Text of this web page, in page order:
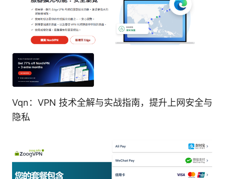
Vqn：VPN 技术全解与实战指南，提升上网安全与
隐私